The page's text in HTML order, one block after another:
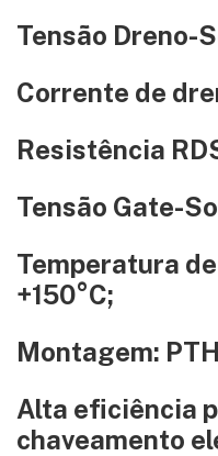
Tensão Dreno-
Corrente de
Resistência
Tensão Gate-
Temperatura
+150°C;
Montagem:
Alta eficiência
chaveamento